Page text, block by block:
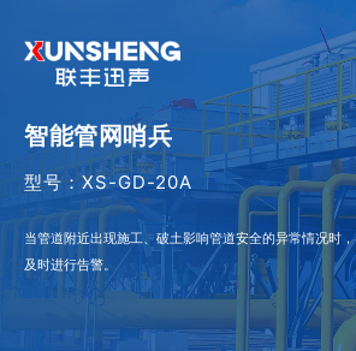
智能管网哨兵
型号：XS-GD-20A
当管道附近出现施工、破土影响管道安全的异常情况时，
及时进行告警。